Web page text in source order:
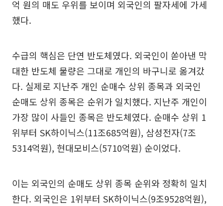
억 원의 매도 우위를 보이며 외국인의 팔자세에 가세
했다.
수급의 핵심은 단연 반도체였다. 외국인이 쏟아낸 막
대한 반도체 물량은 그대로 개인의 바구니로 옮겨갔
다. 실제로 지난주 개인 순매수 상위 종목과 외국인
순매도 상위 종목은 순위가 일치했다. 지난주 개인이
가장 많이 사들인 종목은 반도체였다. 순매수 상위 1
위부터 SK하이닉스(11조685억원), 삼성전자(7조
5314억원), 현대모비스(5710억원) 순이었다.
이는 외국인의 순매도 상위 종목 순위와 정확히 일치
한다. 외국인은 1위부터 SK하이닉스(9조9528억원),